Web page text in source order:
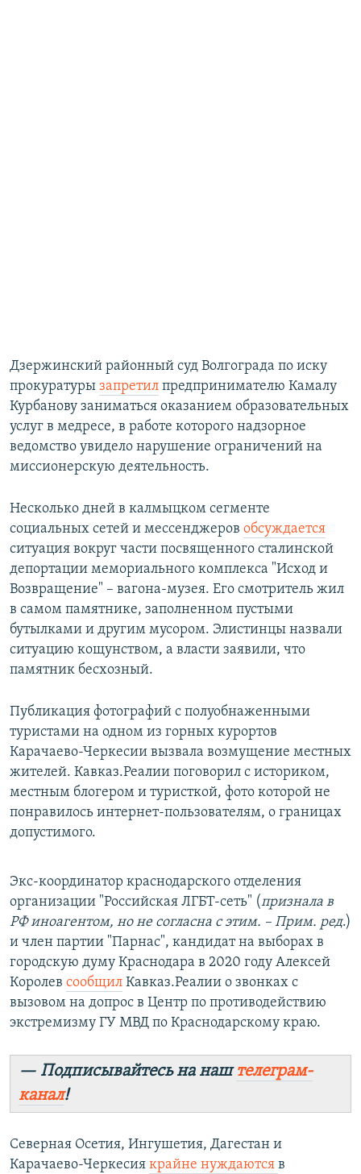
Дзержинский районный суд Волгограда по иску
прокуратуры запретил предпринимателю Камалу
Курбанову заниматься оказанием образовательных
услуг в медресе, в работе которого надзорное
ведомство увидело нарушение ограничений на
миссионерскую деятельность.
Несколько дней в калмыцком сегменте
социальных сетей и мессенджеров обсуждается
ситуация вокруг части посвященного сталинской
депортации мемориального комплекса "Исход и
Возвращение" – вагона-музея. Его смотритель жил
в самом памятнике, заполненном пустыми
бутылками и другим мусором. Элистинцы назвали
ситуацию кощунством, а власти заявили, что
памятник бесхозный.
Публикация фотографий с полуобнаженными
туристами на одном из горных курортов
Карачаево-Черкесии вызвала возмущение местных
жителей. Кавказ.Реалии поговорил с историком,
местным блогером и туристкой, фото которой не
понравилось интернет-пользователям, о границах
допустимого.
Экс-координатор краснодарского отделения
организации "Российская ЛГБТ-сеть" (признала в
РФ иноагентом, но не согласна с этим. – Прим. ред.)
и член партии "Парнас", кандидат на выборах в
городскую думу Краснодара в 2020 году Алексей
Королев сообщил Кавказ.Реалии о звонках с
вызовом на допрос в Центр по противодействию
экстремизму ГУ МВД по Краснодарскому краю.
— Подписывайтесь на наштелеграм-
канал!
Северная Осетия, Ингушетия, Дагестан и
Карачаево-Черкесия крайне нуждаются в